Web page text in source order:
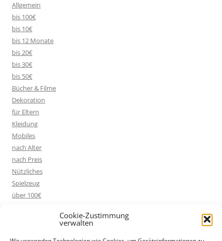
Cookie-Zustimmung
verwalten
Allgemein
bis 100€
bis 10€
bis 12 Monate
bis 20€
bis 30€
bis 50€
Bücher & Filme
Dekoration
für Eltern
Kleidung
Mobiles
nach Alter
nach Preis
Nützliches
Spielzeug
über 100€